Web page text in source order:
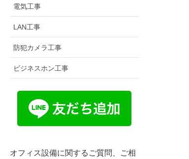
電気工事
LAN工事
防犯カメラ工事
ビジネスホン工事
オフィス設備に関するご質問、ご相